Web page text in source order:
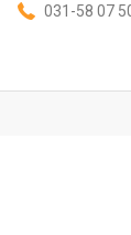
031-58 07